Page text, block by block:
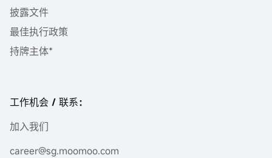
披露文件
最佳执行政策
持牌主体*
工作机会 / 联系：
加入我们
career@sg.moomoo.com